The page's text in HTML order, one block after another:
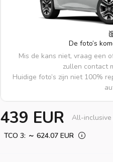
De foto’s
Mis de kans niet, vraag een
zullen contact
Huidige foto’s zijn niet 100%
439 EUR
All-inclusive
TCO 3: ～ 624.07 EUR